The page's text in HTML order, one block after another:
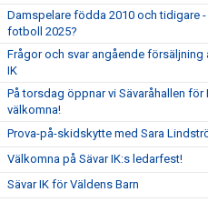
Damspelare födda 2010 och tidigare
fotboll 2025?
Frågor och svar angående försäljning
IK
På torsdag öppnar vi Sävaråhallen för
välkomna!
Prova-på-skidskytte med Sara
Välkomna på Sävar IK:s ledarfest!
Sävar IK för Väldens Barn